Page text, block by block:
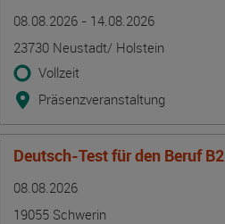
08.08.2026 - 14.08.2026
23730 Neustadt/ Holstein
Vollzeit
Präsenzveranstaltung
Deutsch-Test für den Beruf B2
08.08.2026
19055 Schwerin